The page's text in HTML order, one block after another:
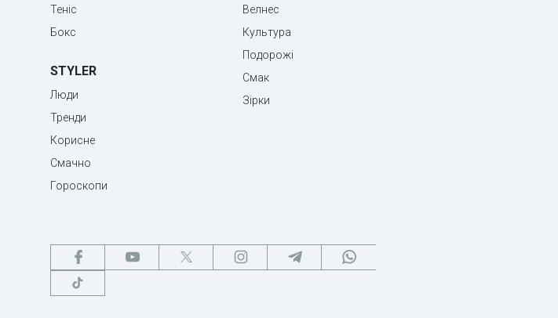
Теніс
Бокс
STYLER
Люди
Тренди
Корисне
Смачно
Гороскопи
Велнес
Культура
Подорожі
Смак
Зірки